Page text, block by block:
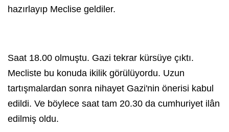
hazırlayıp Meclise geldiler.
Saat 18.00 olmuştu. Gazi tekrar kürsüye çıktı.
Mecliste bu konuda ikilik görülüyordu. Uzun
tartışmalardan sonra nihayet Gazi'nin önerisi kabul
edildi. Ve böylece saat tam 20.30 da cumhuriyet ilân
edilmiş oldu.